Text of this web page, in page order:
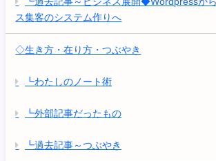
ス集客のシステム作りへ
◇生き方・在り方・つぶやき
┗わたしのノート術
┗外部記事だったもの
┗過去記事～つぶやき